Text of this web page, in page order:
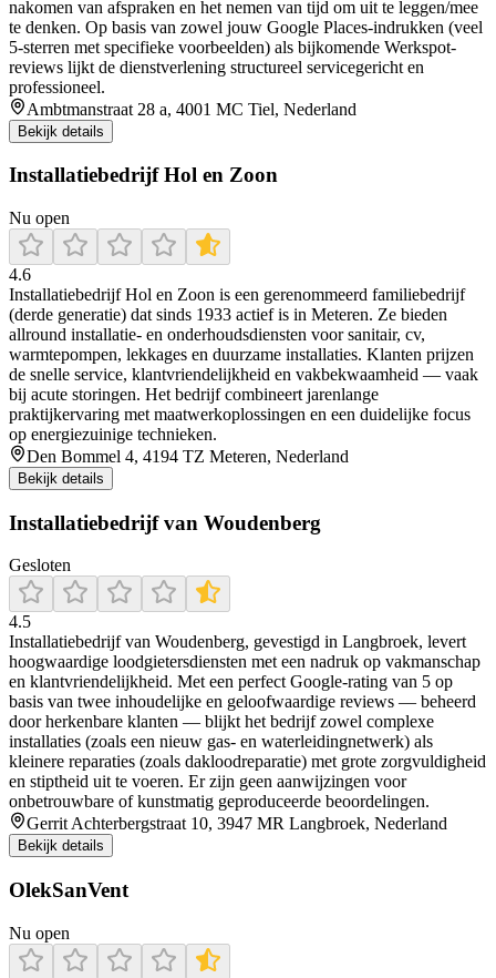
nakomen van afspraken en het nemen van tijd om uit te leggen/mee
te denken. Op basis van zowel jouw Google Places-indrukken (veel
5-sterren met specifieke voorbeelden) als bijkomende Werkspot-
reviews lijkt de dienstverlening structureel servicegericht en
professioneel.
Ambtmanstraat 28 a, 4001 MC Tiel, Nederland
Bekijk details
Installatiebedrijf Hol en Zoon
Nu open
4.6
Installatiebedrijf Hol en Zoon is een gerenommeerd familiebedrijf
(derde generatie) dat sinds 1933 actief is in Meteren. Ze bieden
allround installatie- en onderhoudsdiensten voor sanitair, cv,
warmtepompen, lekkages en duurzame installaties. Klanten prijzen
de snelle service, klantvriendelijkheid en vakbekwaamheid — vaak
bij acute storingen. Het bedrijf combineert jarenlange
praktijkervaring met maatwerkoplossingen en een duidelijke focus
op energiezuinige technieken.
Den Bommel 4, 4194 TZ Meteren, Nederland
Bekijk details
Installatiebedrijf van Woudenberg
Gesloten
4.5
Installatiebedrijf van Woudenberg, gevestigd in Langbroek, levert
hoogwaardige loodgietersdiensten met een nadruk op vakmanschap
en klantvriendelijkheid. Met een perfect Google-rating van 5 op
basis van twee inhoudelijke en geloofwaardige reviews — beheerd
door herkenbare klanten — blijkt het bedrijf zowel complexe
installaties (zoals een nieuw gas- en waterleidingnetwerk) als
kleinere reparaties (zoals dakloodreparatie) met grote zorgvuldigheid
en stiptheid uit te voeren. Er zijn geen aanwijzingen voor
onbetrouwbare of kunstmatig geproduceerde beoordelingen.
Gerrit Achterbergstraat 10, 3947 MR Langbroek, Nederland
Bekijk details
OlekSanVent
Nu open